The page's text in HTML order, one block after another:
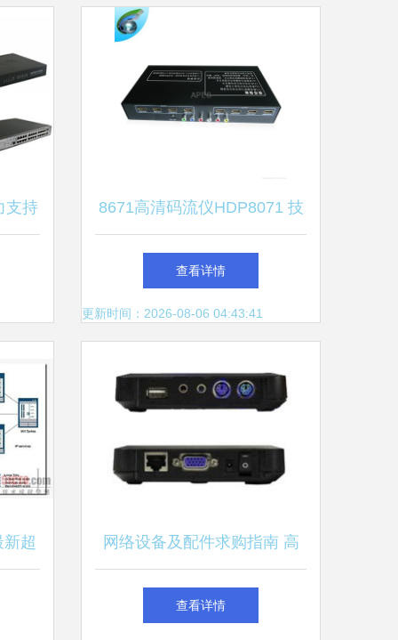
支持 8671高清码流仪HDP8071 技
术解析与市场应用
查看详情
更新时间：2026-08-06 04:43:41
超 网络设备及配件求购指南 高
效采购的关键步骤与注意事项
查看详情